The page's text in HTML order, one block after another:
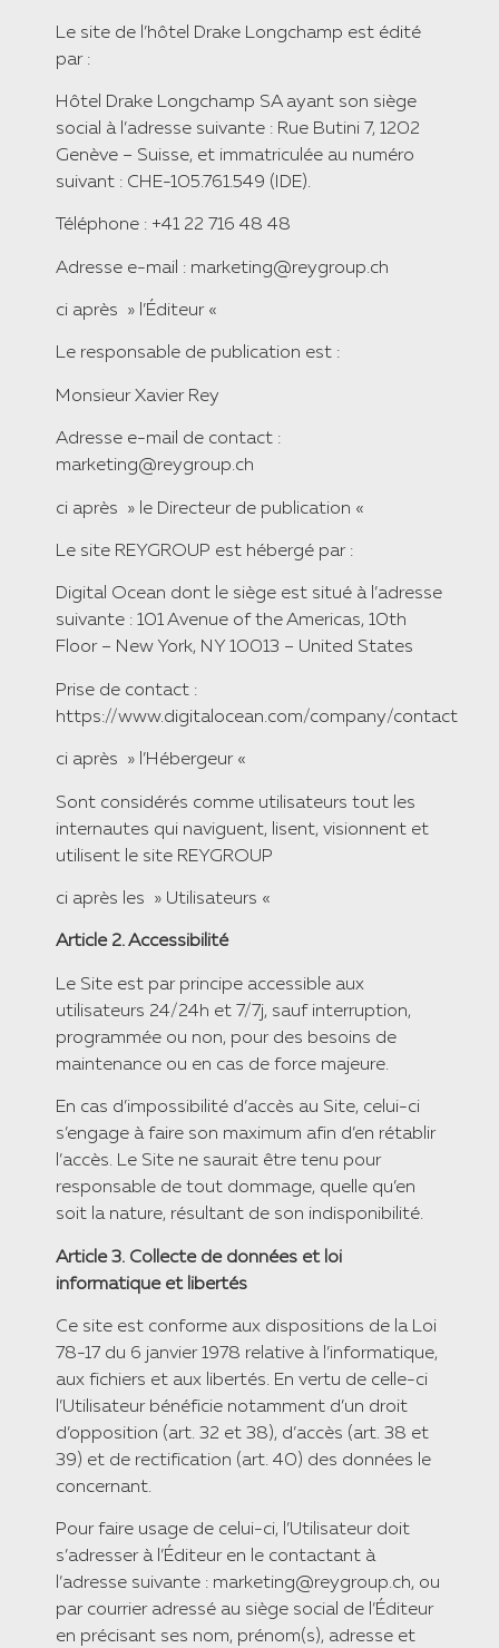
​Le site de l’hôtel Drake Longchamp est édité
par :
​Hôtel Drake Longchamp SA ayant son siège
social à l’adresse suivante : Rue Butini 7, 1202
Genève – Suisse, et immatriculée au numéro
suivant : CHE-105.761.549 (IDE).
​Téléphone : +41 22 716 48 48
​Adresse e-mail : marketing@reygroup.ch
​ci après » l’Éditeur «
​Le responsable de publication est :
​Monsieur Xavier Rey
​Adresse e-mail de contact :
marketing@reygroup.ch
​ci après » le Directeur de publication «
​Le site REYGROUP est hébergé par :
​Digital Ocean dont le siège est situé à l’adresse
suivante : 101 Avenue of the Americas, 10th
Floor – New York, NY 10013 – United States
​Prise de contact :
https://www.digitalocean.com/company/contact
​ci après » l’Hébergeur «
​Sont considérés comme utilisateurs tout les
internautes qui naviguent, lisent, visionnent et
utilisent le site REYGROUP
ci après les » Utilisateurs «
​Article 2. Accessibilité
​Le Site est par principe accessible aux
utilisateurs 24/24h et 7/7j, sauf interruption,
programmée ou non, pour des besoins de
maintenance ou en cas de force majeure.
​En cas d’impossibilité d’accès au Site, celui-ci
s’engage à faire son maximum afin d’en rétablir
l’accès. Le Site ne saurait être tenu pour
responsable de tout dommage, quelle qu’en
soit la nature, résultant de son indisponibilité.
​Article 3. Collecte de données et loi
informatique et libertés
​Ce site est conforme aux dispositions de la Loi
78-17 du 6 janvier 1978 relative à l’informatique,
aux fichiers et aux libertés. En vertu de celle-ci
l’Utilisateur bénéficie notamment d’un droit
d’opposition (art. 32 et 38), d’accès (art. 38 et
39) et de rectification (art. 40) des données le
concernant.
​Pour faire usage de celui-ci, l’Utilisateur doit
s’adresser à l’Éditeur en le contactant à
l’adresse suivante : marketing@reygroup.ch, ou
par courrier adressé au siège social de l’Éditeur
en précisant ses nom, prénom(s), adresse et